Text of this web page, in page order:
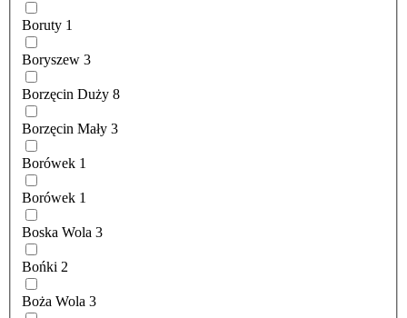
Boruty 1
Boryszew 3
Borzęcin Duży 8
Borzęcin Mały 3
Borówek 1
Borówek 1
Boska Wola 3
Bońki 2
Boża Wola 3